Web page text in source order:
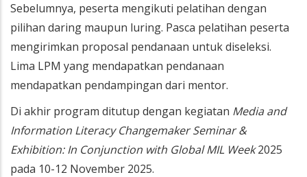
Sebelumnya, peserta mengikuti pelatihan dengan
pilihan daring maupun luring. Pasca pelatihan peserta
mengirimkan proposal pendanaan untuk diseleksi.
Lima LPM yang mendapatkan pendanaan
mendapatkan pendampingan dari mentor.
Di akhir program ditutup dengan kegiatan Media and
Information Literacy Changemaker Seminar &
Exhibition: In Conjunction with Global MIL Week2025
pada 10-12 November 2025.